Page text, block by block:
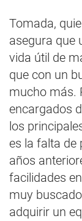
Tomada,
asegura que
vida útil de
que con un
mucho más.
encargados
los
es la falta de
años
facilidades
muy
adquirir un